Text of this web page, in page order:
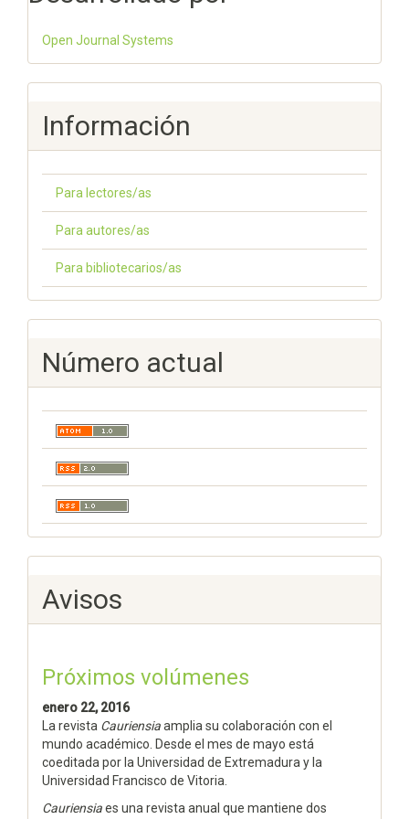
Open Journal Systems
Información
Para lectores/as
Para autores/as
Para bibliotecarios/as
Número actual
Avisos
Próximos volúmenes
enero 22, 2016
La revista Cauriensiaamplia su colaboración con el
mundo académico. Desde el mes de mayo está
coeditada por la Universidad de Extremadura y la
Universidad Francisco de Vitoria.
Cauriensiaes una revista anual que mantiene dos